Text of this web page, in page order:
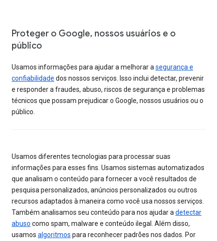
Proteger o Google, nossos usuários e o
público
Usamos informações para ajudar a melhorar a segurança e
confiabilidade dos nossos serviços. Isso inclui detectar, prevenir
e responder a fraudes, abuso, riscos de segurança e problemas
técnicos que possam prejudicar o Google, nossos usuários ou o
público.
Usamos diferentes tecnologias para processar suas
informações para esses fins. Usamos sistemas automatizados
que analisam o conteúdo para fornecer a você resultados de
pesquisa personalizados, anúncios personalizados ou outros
recursos adaptados à maneira como você usa nossos serviços.
Também analisamos seu conteúdo para nos ajudar a detectar
abuso como spam, malware e conteúdo ilegal. Além disso,
usamos algoritmos para reconhecer padrões nos dados. Por